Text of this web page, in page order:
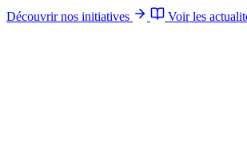
Découvrir nos initiatives Voir les